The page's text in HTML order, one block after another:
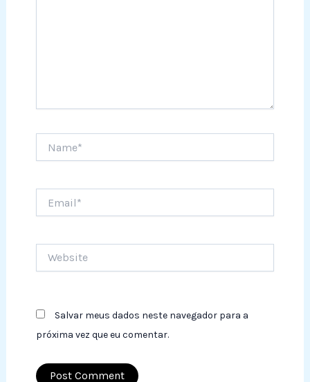
Salvar meus dados neste navegador para a
próxima vez que eu comentar.